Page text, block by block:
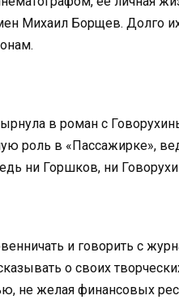
Михаил Борщев. Долго их
в роман с
роль в «Пассажирке»,
ни Горшков, ни
и говорить с
о своих
не желая финансовых